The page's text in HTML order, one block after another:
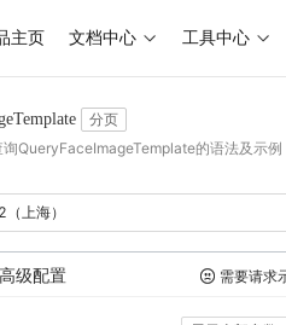
主页 文档中心 工具中心
分页
询QueryFaceImageTemplate的语法及示例
上海）
高级配置 需要请求